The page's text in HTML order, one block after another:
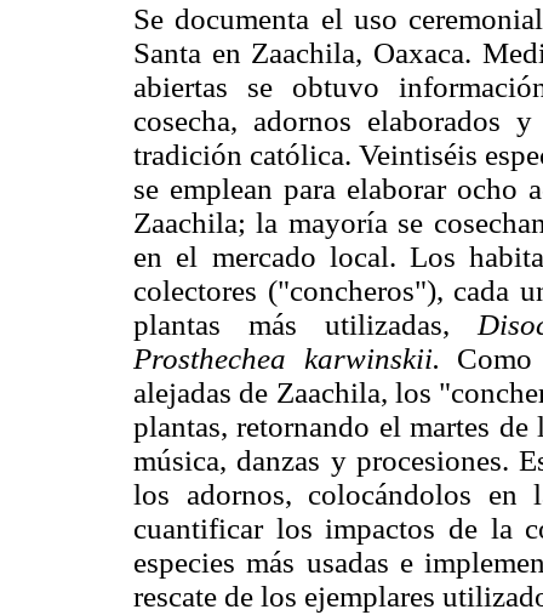
Se documenta el uso
Santa en Zaachila, Oaxaca.
abiertas se obtuvo
cosecha, adornos elaborados
tradición católica. Veintiséis
se emplean para elaborar ocho
Zaachila; la mayoría se
en el mercado local. Los
colectores ("concheros"), cada
plantas más utilizadas,
Prosthechea karwinskii.
alejadas de Zaachila, los
plantas, retornando el martes
música, danzas y procesiones.
los adornos, colocándolos en
cuantificar los impactos de la
especies más usadas e
rescate de los ejemplares